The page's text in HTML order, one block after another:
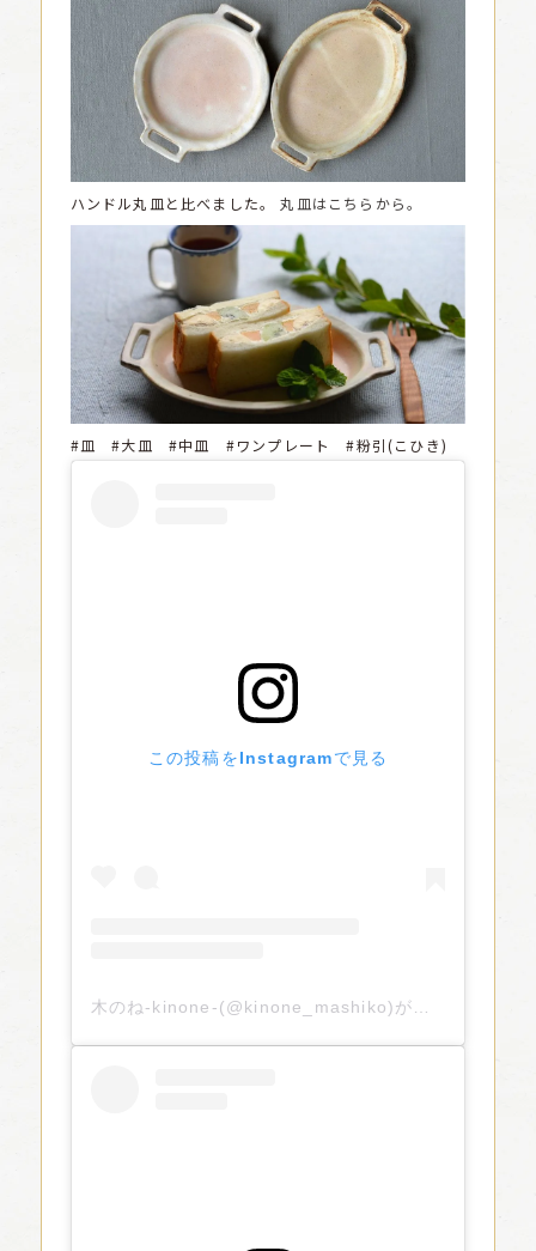
ハンドル丸皿と比べました。 丸皿はこちらから。
#皿 #大皿 #中皿 #ワンプレート #粉引(こひき)
この投稿をInstagramで見る
木のね-kinone-(@kinone_mashiko)がシェアした投稿